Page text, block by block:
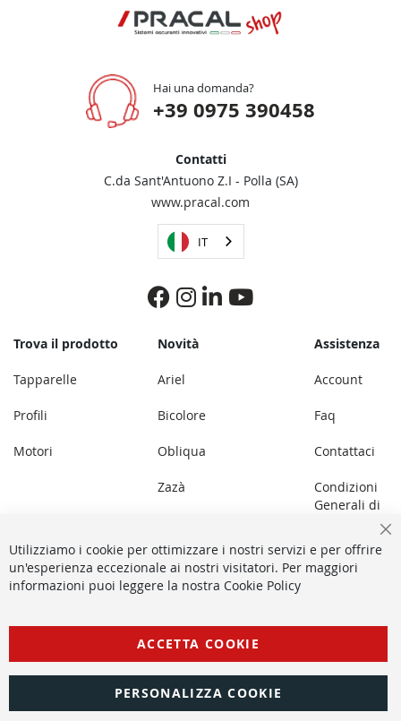
Hai una domanda?
+39 0975 390458
Contatti
C.da Sant'Antuono Z.I - Polla (SA)
www.pracal.com
IT
Trova il prodotto
Tapparelle
Profili
Motori
Novità
Ariel
Bicolore
Obliqua
Zazà
Panoramica
Aléa
Assistenza
Account
Faq
Contattaci
Condizioni
Generali di
2025 Copyright © All rights reserved - Pracal P.IVA: 05128780656 -
Utilizziamo i cookie per ottimizzare i nostri servizi e per offrire
un'esperienza eccezionale ai nostri visitatori. Per maggiori
informazioni puoi leggere la nostra Cookie Policy
ACCETTA COOKIE
PERSONALIZZA COOKIE